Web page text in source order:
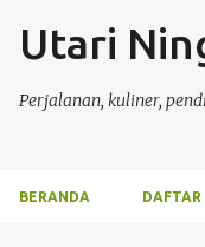
Utari
Perjalanan, kuliner,
BERANDA DAFTAR